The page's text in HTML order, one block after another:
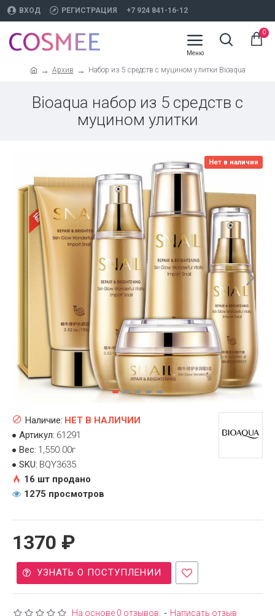
ВХОД РЕГИСТРАЦИЯ +7 924 841-16-12
0
Архив Набор из 5 средств с муцином улитки Bioaqua
Bioaqua набор из 5 средств с
муцином улитки
Нет в наличии
На основе 0 отзывов. - Написать отзыв
1370 ₽
Наличие: НЕТ В НАЛИЧИИ
Артикул: 61291
Вес: 1,550.00г
SKU: BQY3635
16 шт продано
1275 просмотров
УЗНАТЬ О ПОСТУПЛЕНИИ